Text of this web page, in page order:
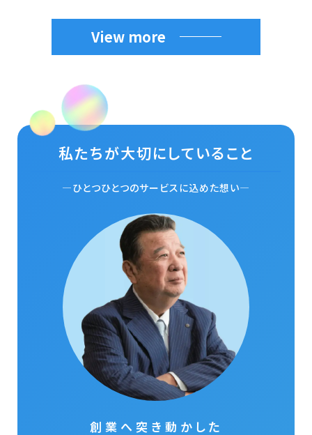
View more
私たちが大切にしていること
—ひとつひとつのサービスに込めた想い—
創業へ突き動かした